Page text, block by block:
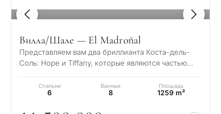
1 / 8
Вилла/Шале — El Madroñal
Представляем вам два бриллианта Коста-дель-
Соль: Hope и Tiffany, которые являются частью
Спальни
6
Ванные
8
Площадь
1259 m²